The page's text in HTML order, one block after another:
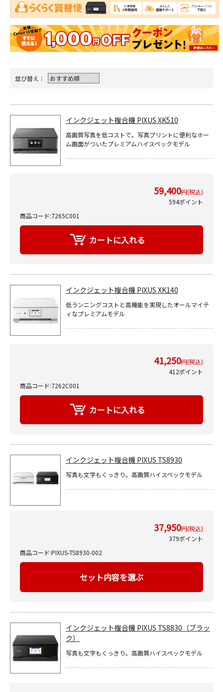
並び替え：
インクジェット複合機 PIXUS XK510
高画質写真を低コストで。写真プリントに便利なホー
ム画面がついたプレミアムハイスペックモデル
59,400円(税込)
594ポイント
商品コード:7265C001
インクジェット複合機 PIXUS XK140
低ランニングコストと高機能を実現したオールマイテ
ィなプレミアムモデル
41,250円(税込)
412ポイント
商品コード:7262C001
インクジェット複合機 PIXUS TS8930
写真も文字もくっきり。高画質ハイスペックモデル
37,950円(税込)
379ポイント
商品コード:PIXUS-TS8930-002
セット内容を選ぶ
インクジェット複合機 PIXUS TS8830（ブラッ
ク）
写真も文字もくっきり。高画質ハイスペックモデル